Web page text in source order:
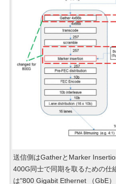
送信側はGatherとMarker
400G同士で同期を取るための仕
は"800 Gigabit Ethernet （GbE